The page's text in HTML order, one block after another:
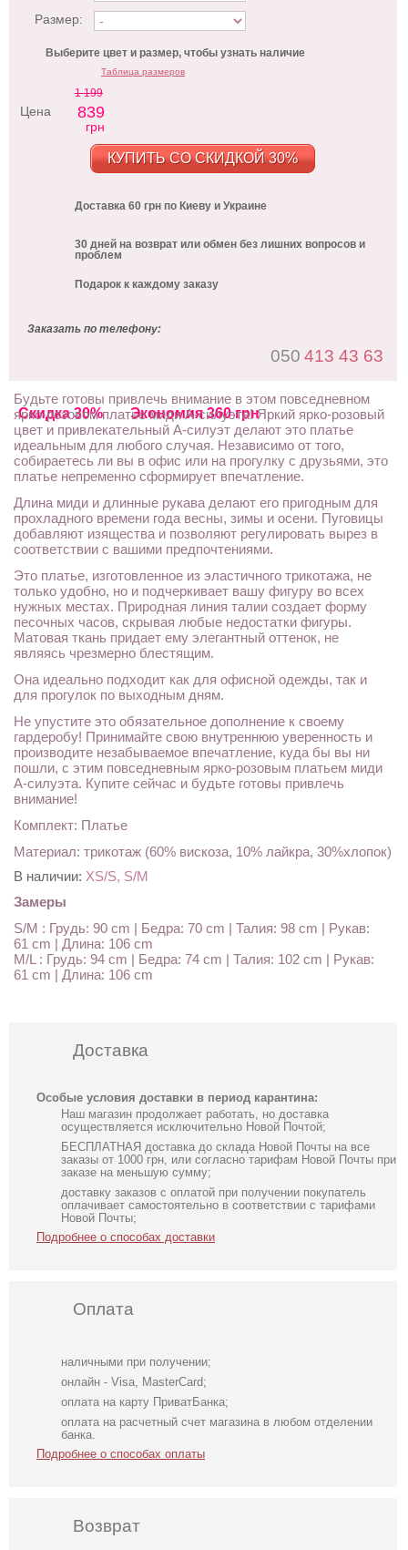
Скидка 30% Экономия 360 грн
Размер:
Выберите цвет и размер, чтобы узнать наличие
Таблица размеров
Цена
1 199
839
грн
КУПИТЬ СО СКИДКОЙ 30%
Доставка 60 грн по Киеву и Украине
30 дней на возврат или обмен без лишних вопросов и
проблем
Подарок к каждому заказу
Заказать по телефону:
050 413 43 63
Будьте готовы привлечь внимание в этом повседневном
ярко-розовом платье миди А-силуэта! Яркий ярко-розовый
цвет и привлекательный А-силуэт делают это платье
идеальным для любого случая. Независимо от того,
собираетесь ли вы в офис или на прогулку с друзьями, это
платье непременно сформирует впечатление.
Длина миди и длинные рукава делают его пригодным для
прохладного времени года весны, зимы и осени. Пуговицы
добавляют изящества и позволяют регулировать вырез в
соответствии с вашими предпочтениями.
Это платье, изготовленное из эластичного трикотажа, не
только удобно, но и подчеркивает вашу фигуру во всех
нужных местах. Природная линия талии создает форму
песочных часов, скрывая любые недостатки фигуры.
Матовая ткань придает ему элегантный оттенок, не
являясь чрезмерно блестящим.
Она идеально подходит как для офисной одежды, так и
для прогулок по выходным дням.
Не упустите это обязательное дополнение к своему
гардеробу! Принимайте свою внутреннюю уверенность и
производите незабываемое впечатление, куда бы вы ни
пошли, с этим повседневным ярко-розовым платьем миди
А-силуэта. Купите сейчас и будьте готовы привлечь
внимание!
Комплект: Платье
Материал: трикотаж (60% вискоза, 10% лайкра, 30%хлопок)
В наличии: XS/S, S/M
Замеры
S/M : Грудь: 90 cm | Бедра: 70 cm | Талия: 98 cm | Рукав:
61 cm | Длина: 106 cm
M/L : Грудь: 94 cm | Бедра: 74 cm | Талия: 102 cm | Рукав:
61 cm | Длина: 106 cm
Доставка
Особые условия доставки в период карантина:
Наш магазин продолжает работать, но доставка
осуществляется исключительно Новой Почтой;
БЕСПЛАТНАЯ доставка до склада Новой Почты на все
заказы от 1000 грн, или согласно тарифам Новой Почты при
заказе на меньшую сумму;
доставку заказов с оплатой при получении покупатель
оплачивает самостоятельно в соответствии с тарифами
Новой Почты;
Подробнее о способах доставки
Оплата
наличными при получении;
онлайн - Visa, MasterCard;
оплата на карту ПриватБанка;
оплата на расчетный счет магазина в любом отделении
банка.
Подробнее о способах оплаты
Возврат